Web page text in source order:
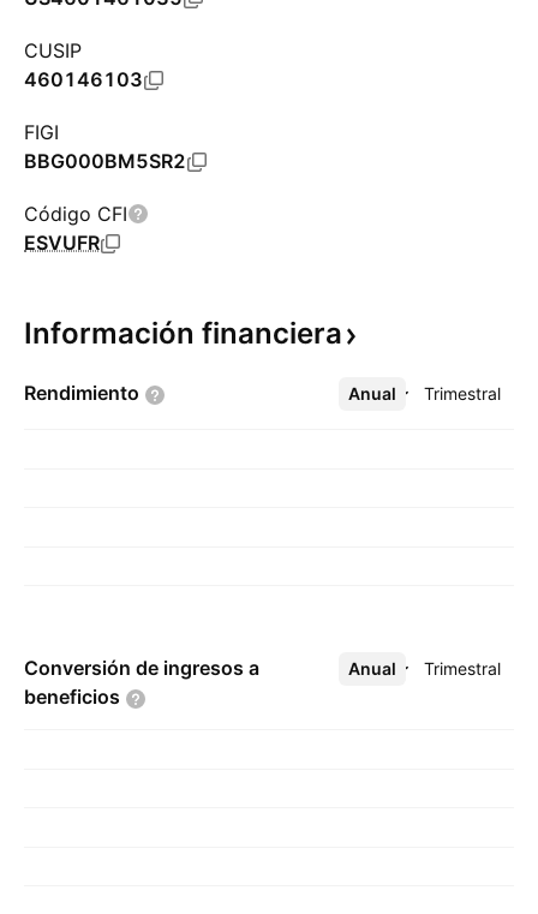
CUSIP
460146103
FIGI
BBG000BM5SR2
Código CFI
ESVUFR
Información financiera
Rendimiento Anual Trimestral
Más
Conversión de ingresos a
beneficios
Anual Trimestral
Más